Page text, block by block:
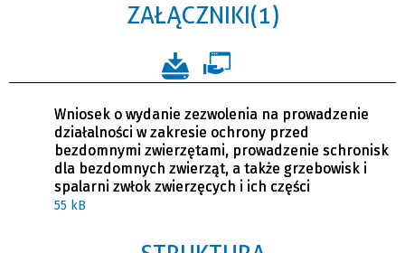
ZAŁĄCZNIKI (1)
Wniosek o wydanie zezwolenia na prowadzenie
działalności w zakresie ochrony przed
bezdomnymi zwierzętami, prowadzenie schronisk
dla bezdomnych zwierząt, a także grzebowisk i
spalarni zwłok zwierzęcych i ich części
55 kB